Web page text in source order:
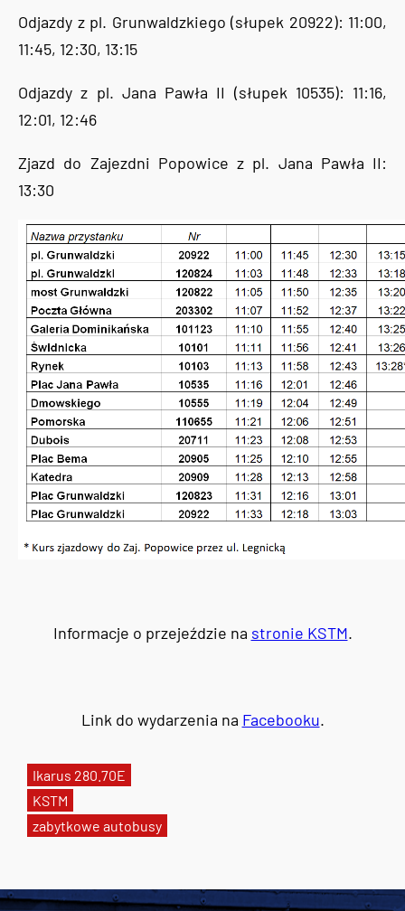
Ikarus 280.70E
KSTM
zabytkowe autobusy
Odjazdy z pl. Grunwaldzkiego (słupek 20922): 11:00,
11:45, 12:30, 13:15
Odjazdy z pl. Jana Pawła II (słupek 10535): 11:16,
12:01, 12:46
Zjazd do Zajezdni Popowice z pl. Jana Pawła II:
13:30
Informacje o przejeździe na stronie KSTM.
Link do wydarzenia na Facebooku.